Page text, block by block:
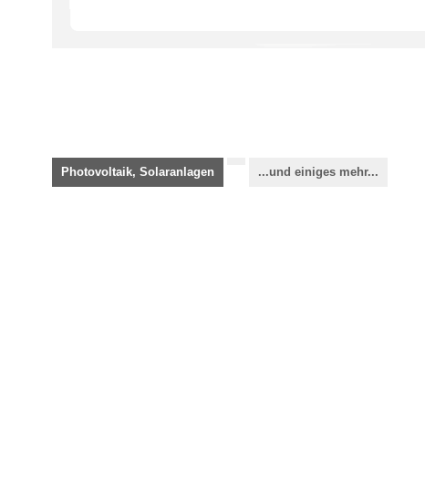
Photovoltaik, Solaranlagen ...und einiges mehr...